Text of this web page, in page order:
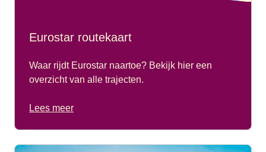
Eurostar routekaart
Waar rijdt Eurostar naartoe? Bekijk hier een
overzicht van alle trajecten.
Lees meer